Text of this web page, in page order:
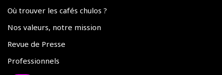
Où trouver les cafés chulos ?
Nos valeurs, notre mission
Revue de Presse
Professionnels